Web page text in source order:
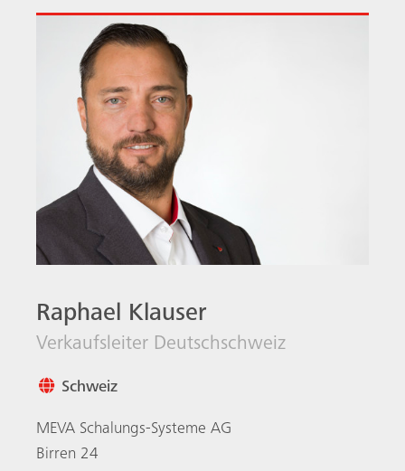
Raphael Klauser
Verkaufsleiter Deutschschweiz
Schweiz
MEVA Schalungs-Systeme AG
Birren 24